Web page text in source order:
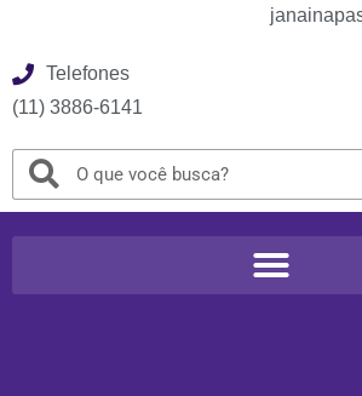
Telefones
(11) 3886-6141